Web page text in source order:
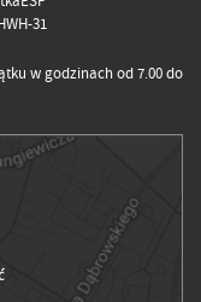
31
w godzinach od 7.00 do